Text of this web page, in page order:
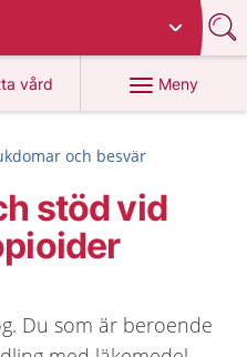
vård
1177.se
Meny
och besvär
stöd vid
Du som är beroende